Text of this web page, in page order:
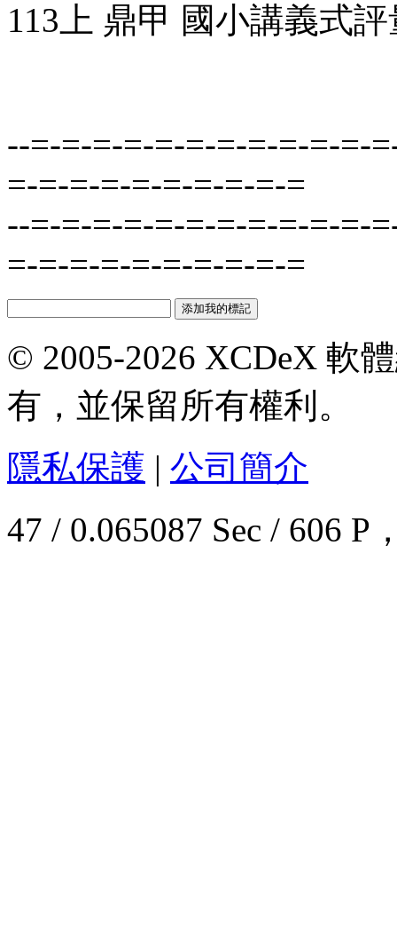
113上 鼎甲 國小講義式
--=-=-=-=-=-=-=-=-=-=-=-
=-=-=-=-=-=-=-=-=-=
--=-=-=-=-=-=-=-=-=-=-=-
=-=-=-=-=-=-=-=-=-=
© 2005-2026 XCDeX 軟
有，並保留所有權利。
隱私保護 | 公司簡介
47 / 0.065087 Sec / 606